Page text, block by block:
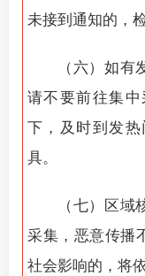
未接到通知的，
（六）如有
请不要前往集
下，及时到发
具。
（七）区
采集，恶意传播
社会影响的，将